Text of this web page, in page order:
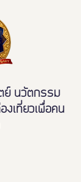
ย์ นวัตกรรม
งเที่ยวเพื่อคน